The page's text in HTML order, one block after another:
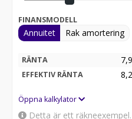
FINANSMODELL
Annuitet Rak amortering
RÄNTA
EFFEKTIV RÄNTA
Öppna kalkylator
Detta är ett